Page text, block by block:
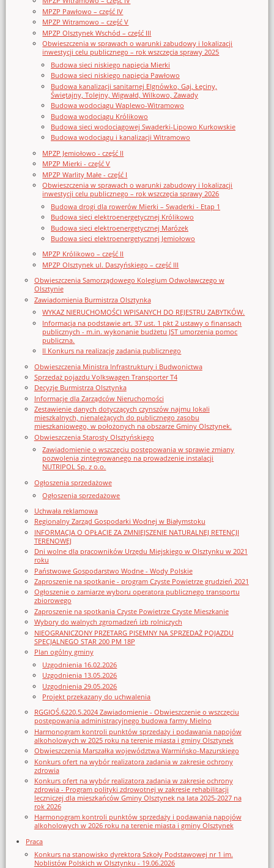
MPZP Pawłowo – część IV
MPZP Witramowo – część V
MPZP Olsztynek Wschód – część III
Obwieszczenia w sprawach o warunki zabudowy i lokalizacji
inwestycji celu publicznego – rok wszczęcia sprawy 2025
Budowa sieci niskiego napięcia Mierki
Budowa sieci niskiego napięcia Pawłowo
Budowa kanalizacji sanitarnej Elgnówko, Gaj, Łęciny,
Świętajny, Tolejny, Wigwałd, Wilkowo, Zawady
Budowa wodociągu Waplewo-Witramowo
Budowa wodociągu Królikowo
Budowa sieci wodociągowej Swaderki-Lipowo Kurkowskie
Budowa wodociągu i kanalizacji Witramowo
MPZP Jemiołowo - część II
MPZP Mierki - część V
MPZP Warlity Małe - część I
Obwieszczenia w sprawach o warunki zabudowy i lokalizacji
inwestycji celu publicznego – rok wszczęcia sprawy 2026
Budowa drogi dla rowerów Mierki – Swaderki - Etap 1
Budowa sieci elektroenergetycznej Królikowo
Budowa sieci elektroenergetycznej Marózek
Budowa sieci elektroenergetycznej Jemiołowo
MPZP Królikowo – część II
MPZP Olsztynek ul. Daszyńskiego – część III
Obwieszczenia Samorządowego Kolegium Odwoławczego w
Olsztynie
Zawiadomienia Burmistrza Olsztynka
WYKAZ NIERUCHOMOŚCI WPISANYCH DO REJESTRU ZABYTKÓW.
Informacja na podstawie art. 37 ust. 1 pkt 2 ustawy o finansach
publicznych - m.in. wykonanie budżetu JST umorzenia pomoc
publiczna.
II Konkurs na realizację zadania publicznego
Obwieszczenia Ministra Infrastruktury i Budwonictwa
Sprzedaż pojazdu Volkswagen Transporter T4
Decyzje Burmistrza Olsztynka
Informacje dla Zarządców Nieruchomości
Zestawienie danych dotyczących czynszów najmu lokali
mieszkalnych, nienależących do publicznego zasobu
mieszkaniowego, w położonych na obszarze Gminy Olsztynek.
Obwieszczenia Starosty Olsztyńskiego
Zawiadomienie o wszczęciu postępowania w sprawie zmiany
pozwolenia zintegrowanego na prowadzenie instalacji
NUTRIPOL Sp. z o.o.
Ogłoszenia sprzedażowe
Ogłoszenia sprzedażowe
Uchwała reklamowa
Regionalny Zarząd Gospodarki Wodnej w Białymstoku
INFORMACJA O OPŁACIE ZA ZMNIEJSZENIE NATURALNEJ RETENCJI
TERENOWEJ
Dni wolne dla pracowników Urzędu Miejskiego w Olsztynku w 2021
roku
Państwowe Gospodarstwo Wodne - Wody Polskie
Zaproszenie na spotkanie - program Czyste Powietrze grudzień 2021
Ogłoszenie o zamiarze wyboru operatora publicznego transportu
zbiorowego
Zaproszenie na spotkania Czyste Powietrze Czyste Mieszkanie
Wybory do walnych zgromadzeń izb rolniczych
NIEOGRANICZONY PRZETARG PISEMNY NA SPRZEDAŻ POJAZDU
SPECJALNEGO STAR 200 PM 18P
Plan ogólny gminy
Uzgodnienia 16.02.2026
Uzgodnienia 13.05.2026
Uzgodnienia 29.05.2026
Projekt przekazany do uchwalenia
RGGIOŚ.6220.5.2024 Zawiadomienie - Obwieszczenie o wszczęciu
postępowania administracyjnego budowa farmy Mielno
Harmonogram kontroli punktów sprzedaży i podawania napojów
alkoholowych w 2025 roku na terenie miasta i gminy Olsztynek
Obwieszczenia Marszałka województwa Warmińsko-Mazurskiego
Konkurs ofert na wybór realizatora zadania w zakresie ochrony
zdrowia
Konkurs ofert na wybór realizatora zadania w zakresie ochrony
zdrowia - Program polityki zdrowotnej w zakresie rehabilitacji
leczniczej dla mieszkańców Gminy Olsztynek na lata 2025-2027 na
rok 2026
Harmonogram kontroli punktów sprzedaży i podawania napojów
alkoholowych w 2026 roku na terenie miasta i gminy Olsztynek
Praca
Konkurs na stanowisko dyrektora Szkoły Podstawowej nr 1 im.
Noblistów Polskich w Olsztynku - 19.06.2026